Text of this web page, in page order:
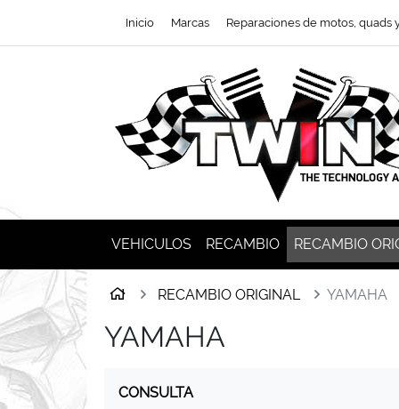
Inicio Marcas Reparaciones de motos, quads
VEHICULOS RECAMBIO RECAMBIO
InicioRECAMBIO ORIGINAL YAMAHA
YAMAHA
CONSULTA